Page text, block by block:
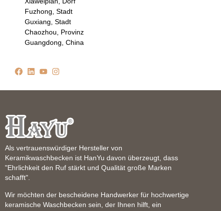
Fuzhong, Stadt
Guxiang, Stadt
Chaozhou, Provinz
Guangdong, China
Als vertrauenswürdiger Hersteller von
Keramikwaschbecken ist HanYu davon überzeugt, dass
"Ehrlichkeit den Ruf stärkt und Qualität große Marken
schafft".
Wir möchten der bescheidene Handwerker für hochwertige
keramische Waschbecken sein, der Ihnen hilft, ein